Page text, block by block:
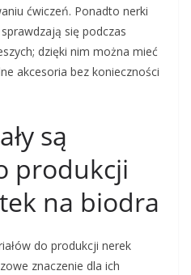
ćwiczeń. Ponadto nerki
się podczas
dzięki nim można mieć
akcesoria bez konieczności
są
produkcji
na biodra
do produkcji nerek
znaczenie dla ich